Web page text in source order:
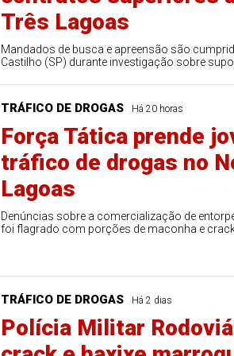
Três Lagoas
Mandados de busca e apreensão são
Castilho (SP) durante investigação sobre
TRÁFICO DE DROGAS Há 20 horas
Força Tática prende
tráfico de drogas no
Lagoas
Denúncias sobre a comercialização de
foi flagrado com porções de maconha e
TRÁFICO DE DROGAS Há 2 dias
Polícia Militar